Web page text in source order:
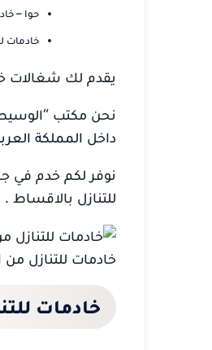
حوا –
خادمات
يقدم لك شغالات
نحن مكتب
داخل المملكة
نوفر لكم خدم في
للتنازل بالاقساط .
خادمات للتنازل من
خادمات